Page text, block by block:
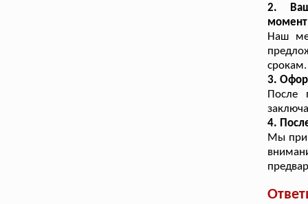
2.
Наш
срокам.
3.
После
4.
Мы